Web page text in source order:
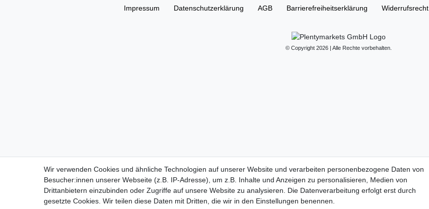
Impressum Daten­schutz­erklärung AGB Barrierefreiheitserklärung Widerrufs­recht
© Copyright 2026 | Alle Rechte vorbehalten.
Wir verwenden Cookies und ähnliche Technologien auf unserer Website und verarbeiten personenbezogene Daten von
Besucher:innen unserer Webseite (z.B. IP-Adresse), um z.B. Inhalte und Anzeigen zu personalisieren, Medien von
Drittanbietern einzubinden oder Zugriffe auf unsere Website zu analysieren. Die Datenverarbeitung erfolgt erst durch
gesetzte Cookies. Wir teilen diese Daten mit Dritten, die wir in den Einstellungen benennen.